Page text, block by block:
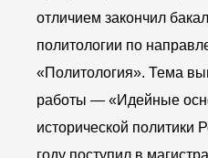
отличием закончил
политологии по
«Политология». Тема
работы — «Идейные
исторической политики